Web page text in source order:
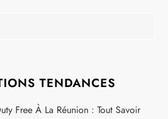
TENDANCES
Free À La Réunion : Tout Savoir